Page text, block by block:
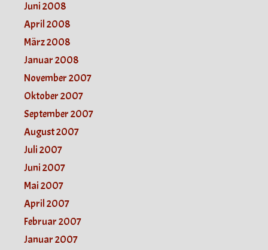
Juni 2008
April 2008
März 2008
Januar 2008
November 2007
Oktober 2007
September 2007
August 2007
Juli 2007
Juni 2007
Mai 2007
April 2007
Februar 2007
Januar 2007